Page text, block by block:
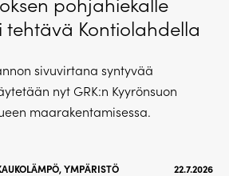
tehtävä Kontiolahdella
sivuvirtana syntyvää
nyt GRK:n Kyyrönsuon
maarakentamisessa.
,YMPÄRISTÖ 22.7.2026